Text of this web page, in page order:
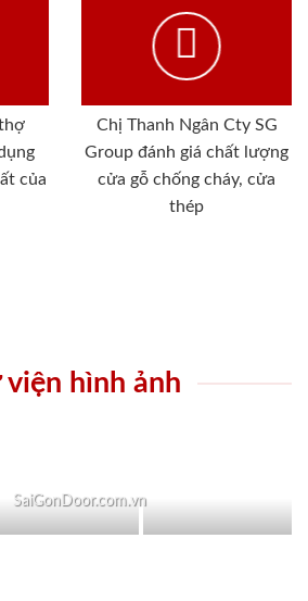
của
Chị Thanh Ngân Cty SG
Group đánh giá chất lượng
cửa gỗ chống cháy, cửa
thép
viện hình ảnh
SaiGonDoor.com.vn